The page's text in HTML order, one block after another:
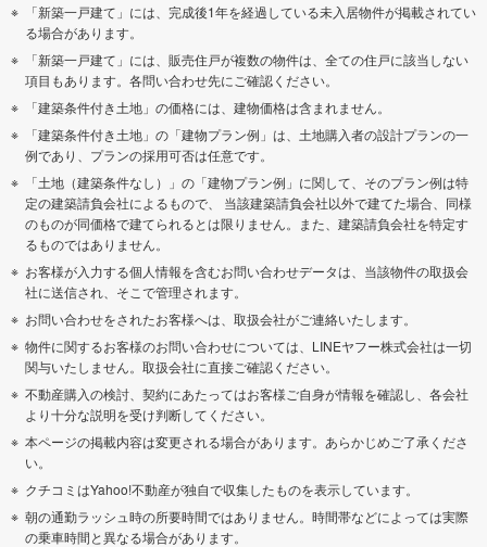
「新築一戸建て」には、完成後1年を経過している未入居物件が掲載されてい
る場合があります。
「新築一戸建て」には、販売住戸が複数の物件は、全ての住戸に該当しない
項目もあります。各問い合わせ先にご確認ください。
「建築条件付き土地」の価格には、建物価格は含まれません。
「建築条件付き土地」の「建物プラン例」は、土地購入者の設計プランの一
例であり、プランの採用可否は任意です。
「土地（建築条件なし）」の「建物プラン例」に関して、そのプラン例は特
定の建築請負会社によるもので、 当該建築請負会社以外で建てた場合、同様
のものが同価格で建てられるとは限りません。また、建築請負会社を特定す
るものではありません。
お客様が入力する個人情報を含むお問い合わせデータは、当該物件の取扱会
社に送信され、そこで管理されます。
お問い合わせをされたお客様へは、取扱会社がご連絡いたします。
物件に関するお客様のお問い合わせについては、LINEヤフー株式会社は一切
関与いたしません。取扱会社に直接ご確認ください。
不動産購入の検討、契約にあたってはお客様ご自身が情報を確認し、各会社
より十分な説明を受け判断してください。
本ページの掲載内容は変更される場合があります。あらかじめご了承くださ
い。
クチコミはYahoo!不動産が独自で収集したものを表示しています。
朝の通勤ラッシュ時の所要時間ではありません。時間帯などによっては実際
の乗車時間と異なる場合があります。